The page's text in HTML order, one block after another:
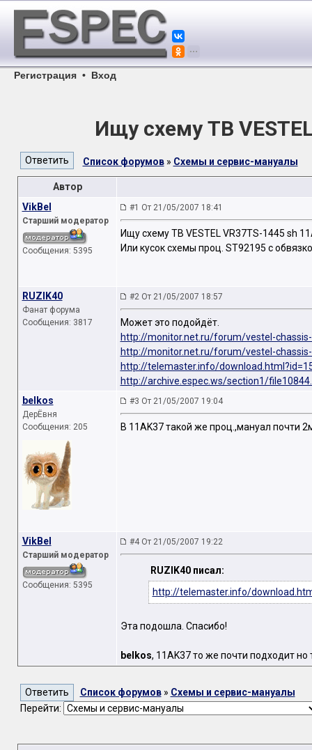
Регистрация • Вход
Ищу схему ТВ
Список форумов» Схемы и сервис-мануалы
Автор
VikBel
Старший модератор
Сообщения: 5395
#1 От 21/05/2007 18:41
Ищу схему ТВ VESTEL VR37TS-1445 sh
Или кусок схемы проц. ST92195 c
RUZIK40
Фанат форума
Сообщения: 3817
#2 От 21/05/2007 18:57
Может это подойдёт.
http://monitor.net.ru/forum/vestel-
http://monitor.net.ru/forum/vestel-
http://telemaster.info/
http://archive.espec.ws/section1/
belkos
ДерЁвня
Сообщения: 205
#3 От 21/05/2007 19:04
В 11AK37 такой же проц.,мануал почти
VikBel
Старший модератор
Сообщения: 5395
#4 От 21/05/2007 19:22
RUZIK40 писал:
http://telemaster.info/
Эта подошла. Спасибо!
belkos, 11AK37 то же почти подходит
Список форумов» Схемы и сервис-мануалы
Перейти: